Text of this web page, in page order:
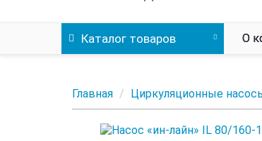
Каталог товаров О
Главная Циркуляционные